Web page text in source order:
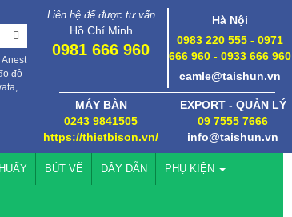
độ
Liên hệ để được tư vấn
Hồ Chí Minh
0981 666 960
Hà Nội
0983 220 555 - 0971
666 960 - 0933 666 960
camle@taishun.vn
MÁY BÀN
0243 9841505
https://thietbison.vn/
EXPORT - QUẢN LÝ
09 7555 7666
info@taishun.vn
BÚT VẼ DÂY DẪN PHỤ KIỆN